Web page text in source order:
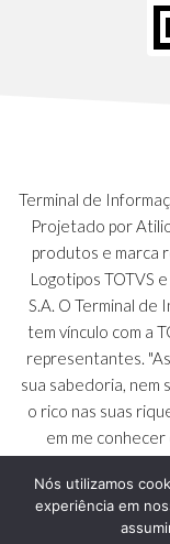
Terminal de
Projetado por
produtos e marca
Logotipos TOTVS
S.A. O Terminal
tem vínculo com a
representantes.
sua sabedoria, nem
o rico nas suas
em me
Nós utilizamos
experiência em